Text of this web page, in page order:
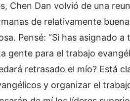
Chen Dan volvió de una
de relativamente
Pensé: “Si has asignado a
gente para el trabajo
retrasado el mío? Está
y organizar el